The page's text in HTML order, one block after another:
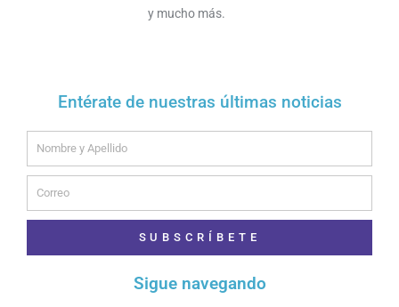
y mucho más.
Entérate de nuestras últimas noticias
SUBSCRÍBETE
Sigue navegando